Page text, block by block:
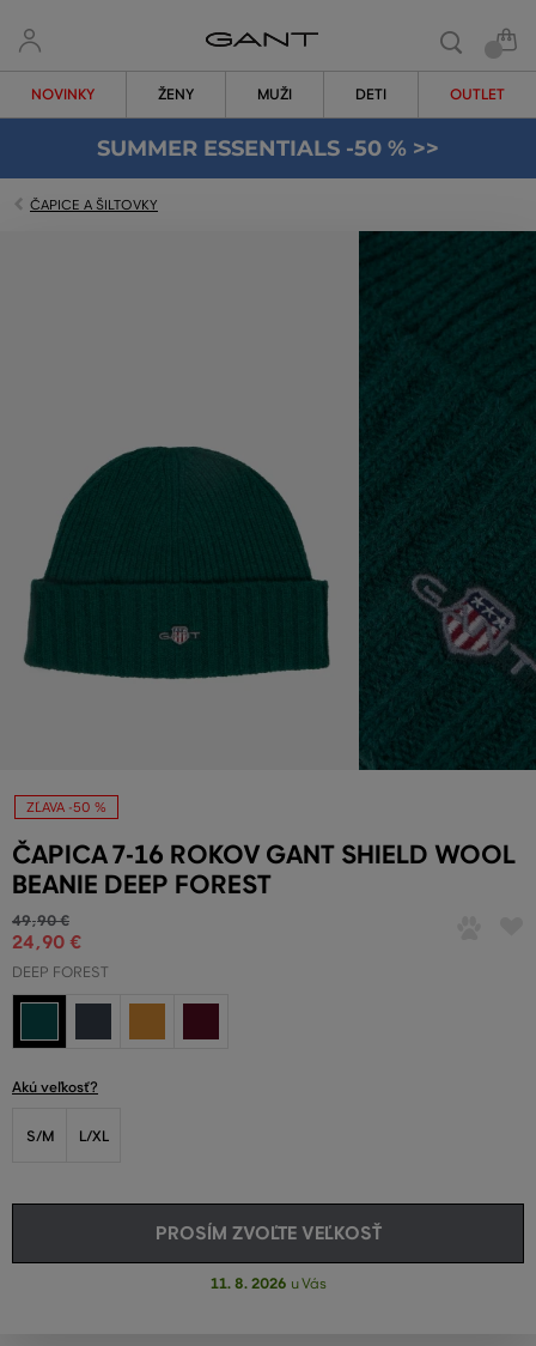
NOVINKY ŽENY MUŽI DETI OUTLET
SUMMER ESSENTIALS -50 % >>
ČAPICE A ŠILTOVKY
ZĽAVA -50 %
ČAPICA 7-16 ROKOV GANT SHIELD WOOL
BEANIE DEEP FOREST
49,90 €
24,90 €
DEEP FOREST
Akú veľkosť?
S/M L/XL
PROSÍM ZVOĽTE VEĽKOSŤ
11. 8. 2026 u Vás